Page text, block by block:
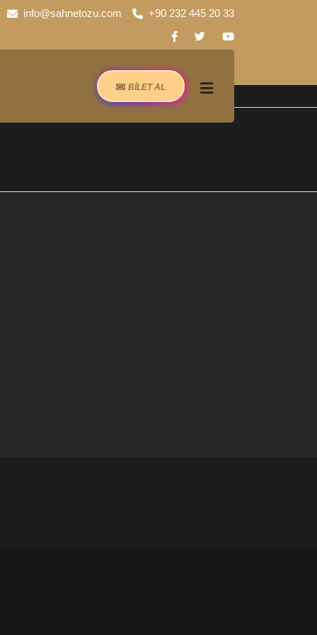
info@sahnetozu.com +90 232 445 20 33
BİLET AL